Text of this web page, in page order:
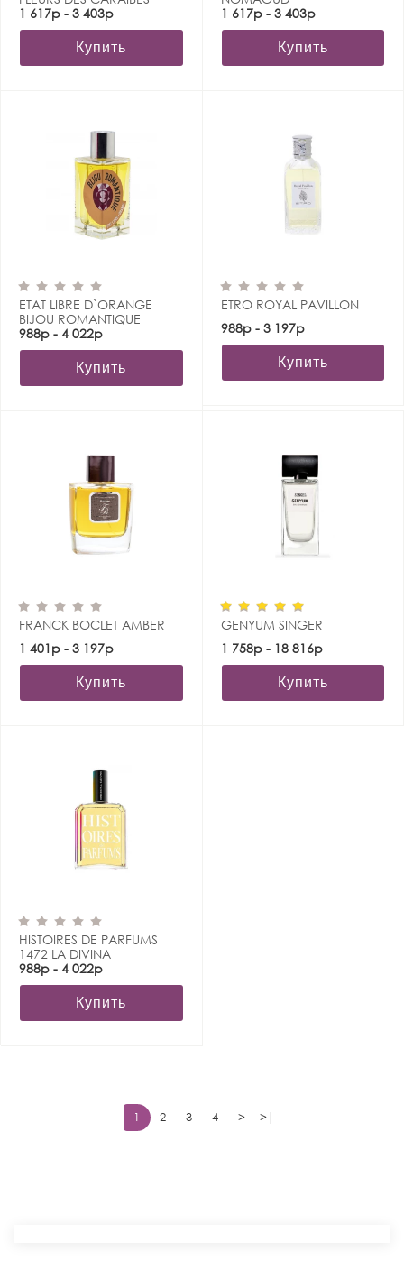
1 617р - 3 403р
Купить
1 617р - 3 403р
Купить
ETAT LIBRE D`ORANGE
BIJOU ROMANTIQUE
988р - 4 022р
Купить
ETRO ROYAL PAVILLON
988р - 3 197р
Купить
FRANCK BOCLET AMBER
1 401р - 3 197р
Купить
GENYUM SINGER
1 758р - 18 816р
Купить
HISTOIRES DE PARFUMS
1472 LA DIVINA
COMMEDIA
988р - 4 022р
Купить
1 2 3 4 > >|